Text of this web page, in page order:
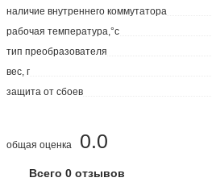
наличие внутреннего коммутатора
рабочая температура,°с
тип преобразователя
вес, г
защита от сбоев
0.0
общая оценка
Всего 0 отзывов